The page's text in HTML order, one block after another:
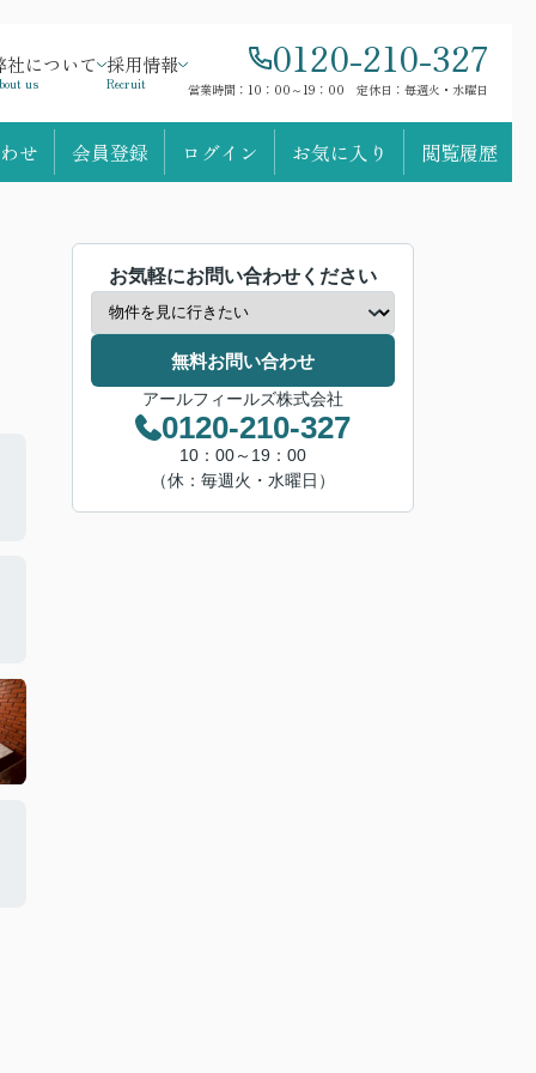
社について
us
採用情報
Recruit
0120-210-327
営業時間：10：00～19：00 定休日：毎週火・水曜日
せ 会員登録 ログイン お気に入り 閲覧履歴
お気軽にお問い合わせください
無料お問い合わせ
アールフィールズ株式会社
0120-210-327
10：00～19：00
（休：毎週火・水曜日）